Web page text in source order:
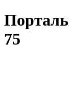
75